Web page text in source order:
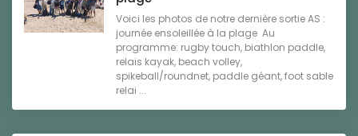
Voici les photos de notre dernière sortie AS :
journée ensoleillée à la plage Au
programme: rugby touch, biathlon paddle,
relais kayak, beach volley,
spikeball/roundnet, paddle géant, foot sable
relai ...